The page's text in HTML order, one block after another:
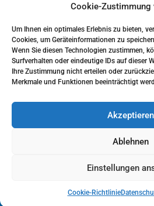
Cookie-Zustimmung
Um Ihnen ein optimales Erlebnis zu bieten,
Cookies, um Geräteinformationen zu
Wenn Sie diesen Technologien zustimmen,
Surfverhalten oder eindeutige IDs auf dieser
Ihre Zustimmung nicht erteilen oder
Merkmale und Funktionen beeinträchtigt
Akzeptieren
Ablehnen
Einstellungen
Cookie-Richtlinie
Datenschutz
Cookie-Richtlinie (EU)
GmbH